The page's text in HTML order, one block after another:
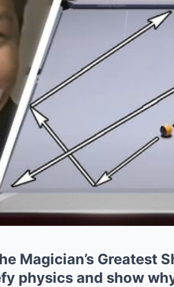
Magician’s Greatest
physics and show